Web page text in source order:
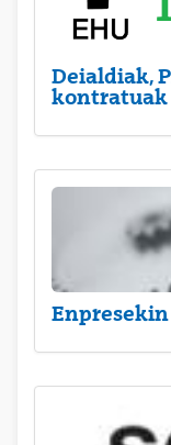
Deialdiak,
kontratuak